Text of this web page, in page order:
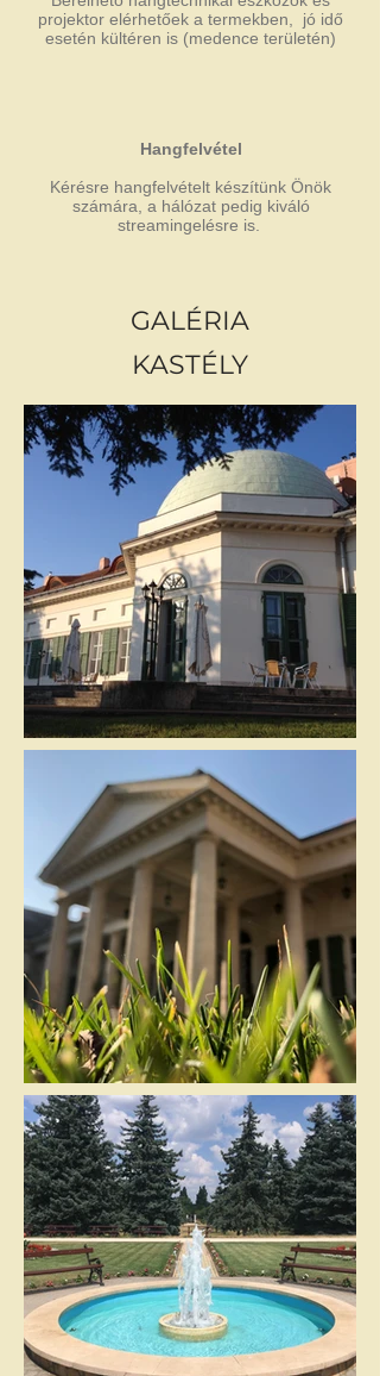
projektor elérhetőek a termekben, jó idő
esetén kültéren is (medence területén)
Hangfelvétel
Kérésre hangfelvételt készítünk Önök
számára, a hálózat pedig kiváló
streamingelésre is.
GALÉRIA
KASTÉLY